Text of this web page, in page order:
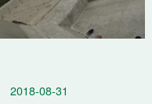
2018-08-31